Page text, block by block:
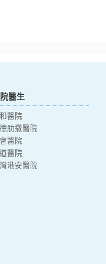
醫生
醫院
肋撒醫院
醫院
醫院
港安醫院